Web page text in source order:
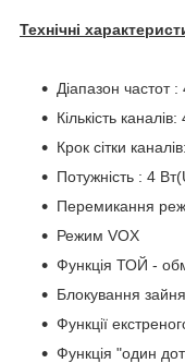
Технічні
Діапазон частот
Кількість
Крок сітки
Потужність : 4
Перемикання
Режим VOX
Функція ТОЙ -
Блокування
Функції
Функція "один